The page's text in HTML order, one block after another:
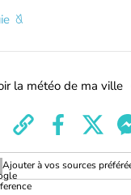
la météo de ma ville
Ajouter à vos sources